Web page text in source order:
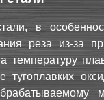
в
реза из-за
температуру
тугоплавких